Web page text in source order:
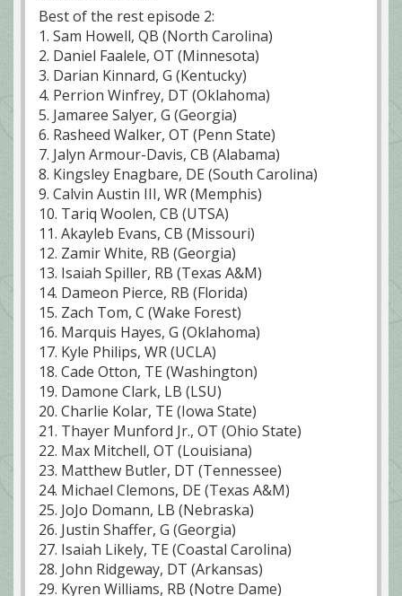
Best of the rest episode 2:
1. Sam Howell, QB (North Carolina)
2. Daniel Faalele, OT (Minnesota)
3. Darian Kinnard, G (Kentucky)
4. Perrion Winfrey, DT (Oklahoma)
5. Jamaree Salyer, G (Georgia)
6. Rasheed Walker, OT (Penn State)
7. Jalyn Armour-Davis, CB (Alabama)
8. Kingsley Enagbare, DE (South Carolina)
9. Calvin Austin III, WR (Memphis)
10. Tariq Woolen, CB (UTSA)
11. Akayleb Evans, CB (Missouri)
12. Zamir White, RB (Georgia)
13. Isaiah Spiller, RB (Texas A&M)
14. Dameon Pierce, RB (Florida)
15. Zach Tom, C (Wake Forest)
16. Marquis Hayes, G (Oklahoma)
17. Kyle Philips, WR (UCLA)
18. Cade Otton, TE (Washington)
19. Damone Clark, LB (LSU)
20. Charlie Kolar, TE (Iowa State)
21. Thayer Munford Jr., OT (Ohio State)
22. Max Mitchell, OT (Louisiana)
23. Matthew Butler, DT (Tennessee)
24. Michael Clemons, DE (Texas A&M)
25. JoJo Domann, LB (Nebraska)
26. Justin Shaffer, G (Georgia)
27. Isaiah Likely, TE (Coastal Carolina)
28. John Ridgeway, DT (Arkansas)
29. Kyren Williams, RB (Notre Dame)